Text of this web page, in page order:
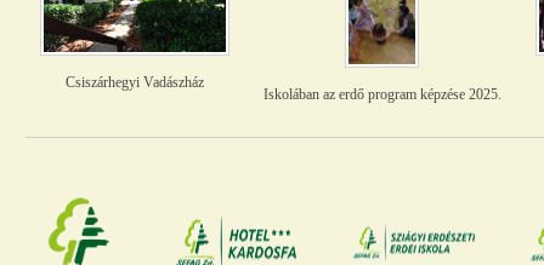
Csiszárhegyi Vadászház
Iskolában az erdő program képzése 2025.